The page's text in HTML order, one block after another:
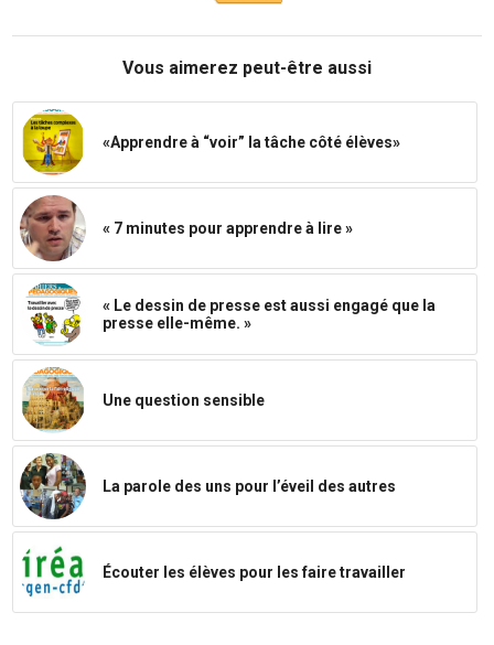
Vous aimerez peut-être aussi
«Apprendre à “voir” la tâche côté élèves»
« 7 minutes pour apprendre à lire »
« Le dessin de presse est aussi engagé que la
presse elle-même. »
Une question sensible
La parole des uns pour l’éveil des autres
Écouter les élèves pour les faire travailler